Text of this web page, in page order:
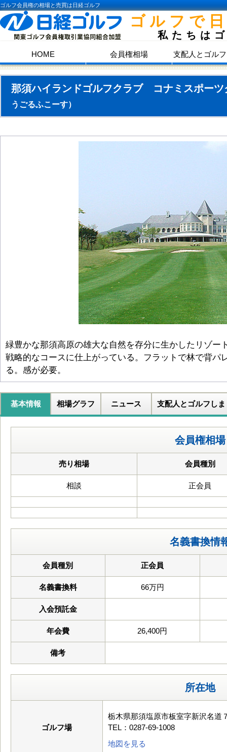
ゴルフ会員権の相場と売買は日経ゴルフ
ゴルフで
私たちは
HOME 会員権相場 支配人とゴル
那須ハイランドゴルフクラブ コナミスポー
うごるふこーす）
緑豊かな那須高原の雄大な自然を存分に生かしたリゾー
戦略的なコースに仕上がっている。フラットで林で背パ
る。感が必要。
基本情報 相場グラフ ニュース 支配人とゴルフしま
会員権相場
売り相場 会員種別
相談 正会員
名義書換情
会員種別 正会員
名義書換料 66万円
入会預託金
年会費 26,400円
備考
所在地
ゴルフ場
栃木県那須塩原市板室字新沢名道
TEL：0287-69-1008
地図を見る